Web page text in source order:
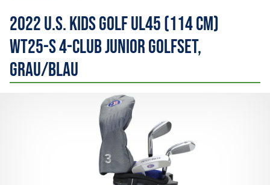
2022 U.S. Kids Golf UL45 (114 cm)
WT25-s 4-Club Junior Golfset,
grau/blau